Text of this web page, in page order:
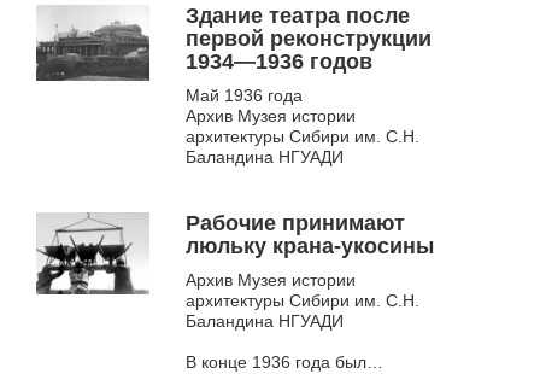
купола было завершено, бетон
укрыли от промерзания
опилками и кошмой. Стройка
замерла до весны...
Здание театра после
первой реконструкции
1934—1936 годов
Май 1936 года
Архив Музея истории
архитектуры Сибири им. С.Н.
Баландина НГУАДИ
общекультурная парадигма в
СССР заставила полностью
пересмотреть изначальный
проект Дома науки...
Рабочие принимают
люльку крана-укосины
Архив Музея истории
архитектуры Сибири им. С.Н.
Баландина НГУАДИ
В конце 1936 года был